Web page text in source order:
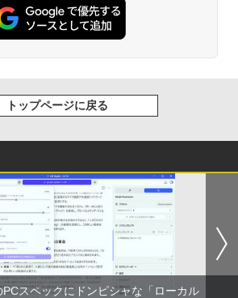
トップページに戻る
PCスペックにドンピシャな「ローカル